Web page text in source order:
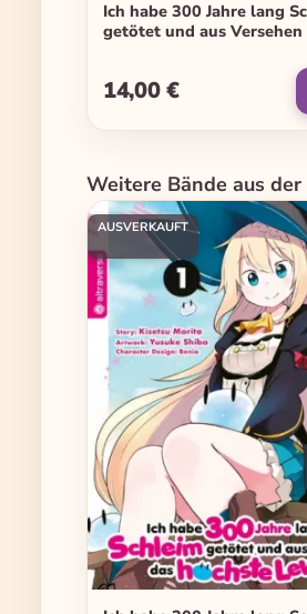
Ich habe 300 Jahre lang
getötet und aus Versehen
Regulärer Preis:
14,00 €
Produktgalerie
Weitere Bände aus der
AUSVERKAUFT